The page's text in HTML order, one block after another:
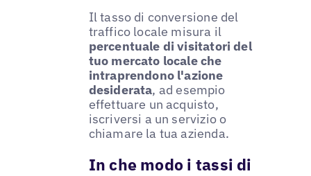
Il tasso di conversione del
traffico locale misura il
percentuale di visitatori del
tuo mercato locale che
intraprendono l'azione
desiderata, ad esempio
effettuare un acquisto,
iscriversi a un servizio o
chiamare la tua azienda.
In che modo i tassi di